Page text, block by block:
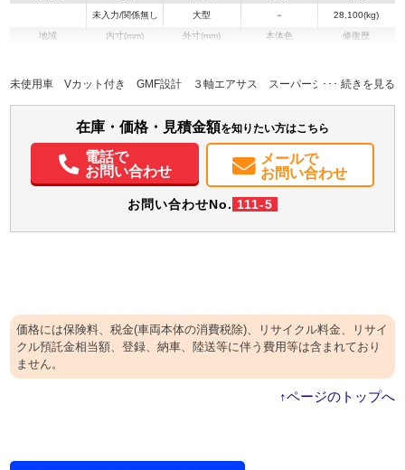
未入力/関係無し 大型 － 28,100(kg)
地域 内寸(mm)
H:2,550
外寸(mm)
H:2,550
本体色 修復歴
未使用車 Vカット付き GMF設計 ３軸エアサス スーパーシングルタイヤ
在庫・価格・見積金額を知りたい方はこちら
電話で
お問い合わせ
メールで
お問い合わせ
お問い合わせNo. 111-5
価格には保険料、税金(車両本体の消費税除)、リサイクル料金、リサイ
クル預託金相当額、登録、納車、陸送等に伴う費用等は含まれており
ません。
↑ページのトップへ